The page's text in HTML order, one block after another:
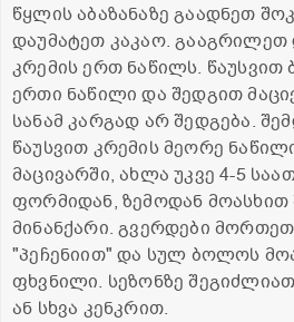
წყლის აბაზანაზე გაადნეთ
დაუმატეთ კაკაო. გააგრილეთ
კრემის ერთ ნაწილს. წაუსვით
ერთი ნაწილი და შედგით
სანამ კარგად არ შედგება.
წაუსვით კრემის მეორე
მაცივარში, ახლა უკვე 4-5
ფორმიდან, ზემოდან
მინანქარი. გვერდები
"პეჩენიით" და სულ ბოლოს
ფხვნილი. სეზონზე
ან სხვა კენკრით.